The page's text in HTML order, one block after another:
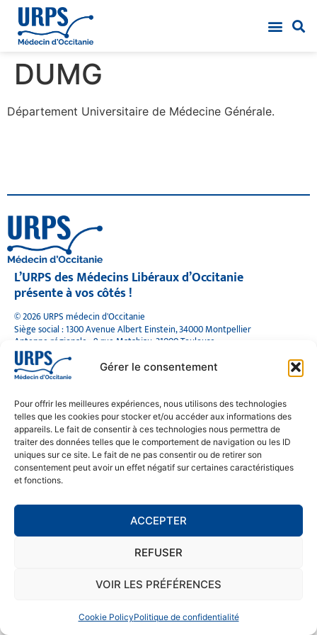
Gérer le consentement
Pour offrir les meilleures expériences, nous utilisons des technologies
telles que les cookies pour stocker et/ou accéder aux informations des
appareils. Le fait de consentir à ces technologies nous permettra de
traiter des données telles que le comportement de navigation ou les ID
uniques sur ce site. Le fait de ne pas consentir ou de retirer son
consentement peut avoir un effet négatif sur certaines caractéristiques
et fonctions.
ACCEPTER
REFUSER
VOIR LES PRÉFÉRENCES
Cookie PolicyPolitique de confidentialité
DUMG
Département Universitaire de Médecine Générale.
L’URPS des Médecins Libéraux d’Occitanie
présente à vos côtés !
© 2026 URPS médecin d'Occitanie
Siège social : 1300 Avenue Albert Einstein, 34000 Montpellier
Antenne régionale : 9 rue Matabiau, 31000 Toulouse
05 61 15 80 90
Accueil : Lundi au Vendredi | 08h30 – 17h30
CONTACT
MENTIONS LÉGALES
POLITIQUE DE CONFIDENTIALITÉ
COOKIE POLICY (EU)
MONTPELLIER